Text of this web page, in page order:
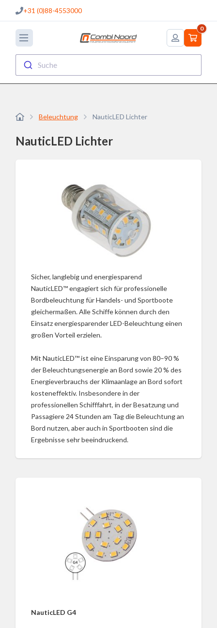
+31 (0)88-4553000
0
Suche
Beleuchtung NauticLED Lichter
NauticLED Lichter
Sicher, langlebig und energiesparend
NauticLED™ engagiert sich für professionelle
Bordbeleuchtung für Handels- und Sportboote
gleichermaßen. Alle Schiffe können durch den
Einsatz energiesparender LED-Beleuchtung einen
großen Vorteil erzielen.
Mit NauticLED™ ist eine Einsparung von 80–90 %
der Beleuchtungsenergie an Bord sowie 20 % des
Energieverbrauchs der Klimaanlage an Bord sofort
kosteneffektiv. Insbesondere in der
professionellen Schifffahrt, in der Besatzung und
Passagiere 24 Stunden am Tag die Beleuchtung an
Bord nutzen, aber auch in Sportbooten sind die
Ergebnisse sehr beeindruckend.
NauticLED G4